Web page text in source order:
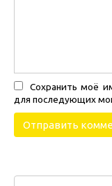
Сохранить моё
для последующих